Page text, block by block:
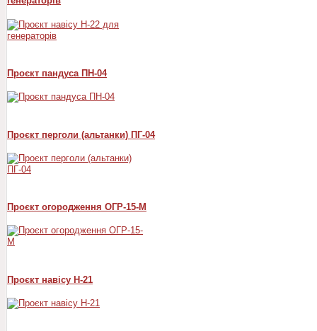
Проєкт пандуса ПН-04
Проєкт перголи (альтанки) ПГ-04
Проєкт огородження ОГР-15-М
Проєкт навісу Н-21